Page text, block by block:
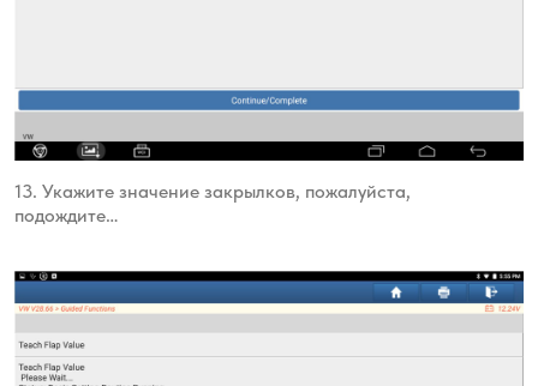
13. Укажите значение закрылков, пожалуйста,
подождите…